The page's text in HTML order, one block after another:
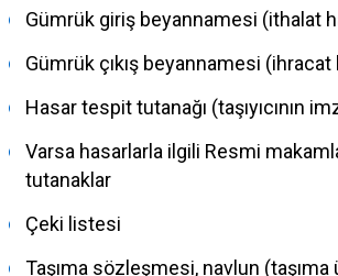
Gümrük giriş beyannamesi (ithalat
Gümrük çıkış beyannamesi (ihracat
Hasar tespit tutanağı (taşıyıcının
Varsa hasarlarla ilgili Resmi
tutanaklar
Çeki listesi
Taşıma sözleşmesi, navlun (taşıma